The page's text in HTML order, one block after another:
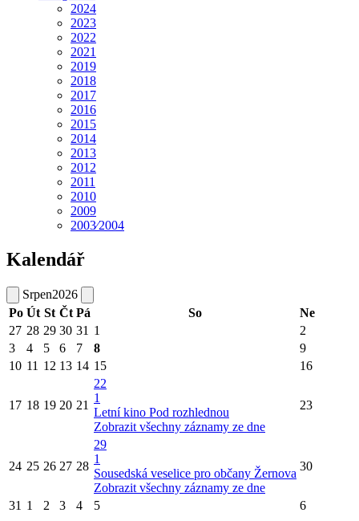
2024
2023
2022
2021
2019
2018
2017
2016
2015
2014
2013
2012
2011
2010
2009
2003⁄2004
Kalendář
Srpen2026
Po Út St Čt Pá So
Ne
27 28 29 30 31 1
2
3
4 5 6 7 8
9
10 11 12 13 14 15 16
17 18 19 20 21
22
1
Letní kino Pod rozhlednou
Zobrazit všechny záznamy ze dne
23
24 25 26 27 28
29
1
Sousedská veselice pro občany Žernova
Zobrazit všechny záznamy ze dne
30
31 1 2 3 4 5 6